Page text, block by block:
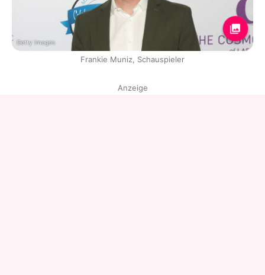
Getty Images
Frankie Muniz, Schauspieler
Anzeige